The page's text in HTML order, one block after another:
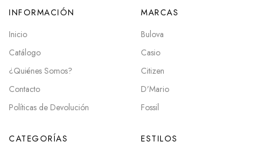
INFORMACIÓN
Inicio
Catálogo
¿Quiénes Somos?
Contacto
Políticas de Devolución
MARCAS
Bulova
Casio
Citizen
D'Mario
Fossil
CATEGORÍAS
ESTILOS